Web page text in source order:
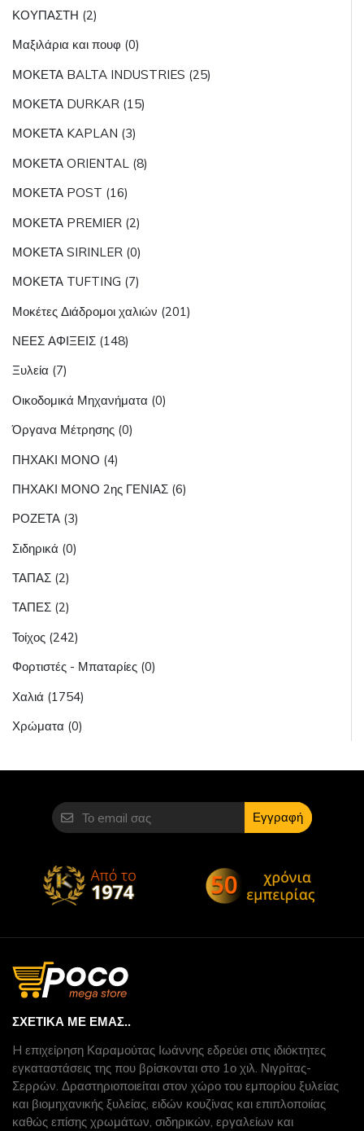
ΚΟΥΠΑΣΤΗ (2)
Μαξιλάρια και πουφ (0)
ΜΟΚΕΤΑ BALTA INDUSTRIES (25)
ΜΟΚΕΤΑ DURKAR (15)
ΜΟΚΕΤΑ KAPLAN (3)
ΜΟΚΕΤΑ ORIENTAL (8)
ΜΟΚΕΤΑ POST (16)
ΜΟΚΕΤΑ PREMIER (2)
ΜΟΚΕΤΑ SIRINLER (0)
ΜΟΚΕΤΑ TUFTING (7)
Μοκέτες Διάδρομοι χαλιών (201)
ΝΕΕΣ ΑΦΙΞΕΙΣ (148)
Ξυλεία (7)
Οικοδομικά Μηχανήματα (0)
Όργανα Μέτρησης (0)
ΠΗΧΑΚΙ ΜΟΝΟ (4)
ΠΗΧΑΚΙ ΜΟΝΟ 2ης ΓΕΝΙΑΣ (6)
ΡΟΖΕΤΑ (3)
Σιδηρικά (0)
ΤΑΠΑΣ (2)
ΤΑΠΕΣ (2)
Τοίχος (242)
Φορτιστές - Μπαταρίες (0)
Χαλιά (1754)
Χρώματα (0)
Εγγραφή
ΣΧΕΤΙΚΆ ΜΕ ΕΜΆΣ..
H επιχείρηση Καραμούτας Ιωάννης εδρεύει στις ιδιόκτητες
εγκαταστάσεις της που βρίσκονται στο 1ο χιλ. Νιγρίτας-
Σερρών. Δραστηριοποιείται στον χώρο του εμπορίου ξυλείας
και βιομηχανικής ξυλείας, ειδών κουζίνας και επιπλοποιίας
καθώς επίσης χρωμάτων, σιδηρικών, εργαλείων και